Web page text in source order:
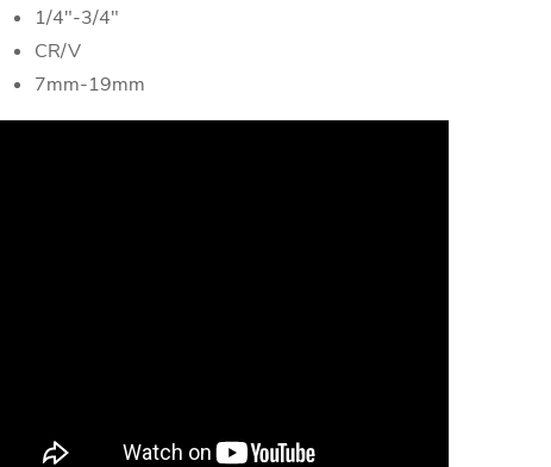
1/4"-3/4"
CR/V
7mm-19mm